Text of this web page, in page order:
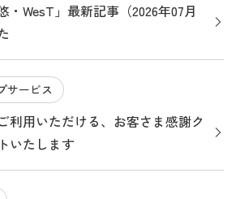
・WesT」最新記事（2026年07月
サービス
利用いただける、お客さま感謝ク
いたします